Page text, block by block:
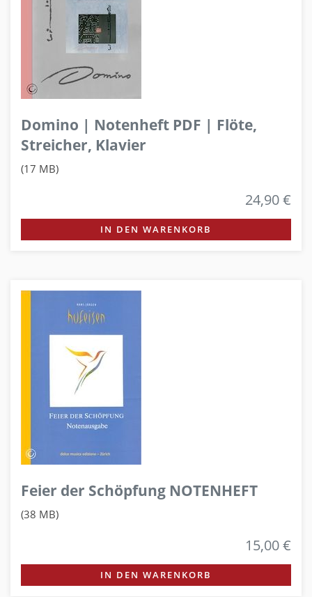
Domino | Notenheft PDF | Flöte,
Streicher, Klavier
(17 MB)
24,90 €
IN DEN WARENKORB
Feier der Schöpfung NOTENHEFT
(38 MB)
15,00 €
IN DEN WARENKORB